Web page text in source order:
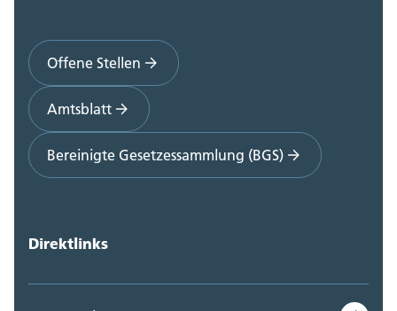
Offene Stellen
Amtsblatt
Bereinigte Gesetzessammlung (BGS)
Direktlinks